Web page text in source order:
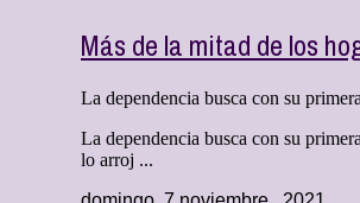
Más de la mitad de los
La dependencia busca con su
La dependencia busca con su
lo arroj ...